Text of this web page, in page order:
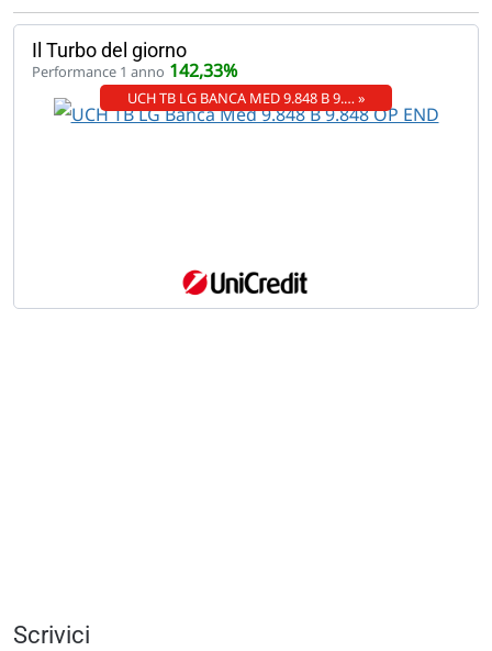
Il Turbo del giorno
Performance 1 anno 142,33%
UCH TB LG BANCA MED 9.848 B 9.… »
Scrivici